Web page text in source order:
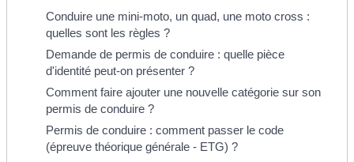
Conduire une mini-moto, un quad, une moto cross :
quelles sont les règles ?
Demande de permis de conduire : quelle pièce
d'identité peut-on présenter ?
Comment faire ajouter une nouvelle catégorie sur son
permis de conduire ?
Permis de conduire : comment passer le code
(épreuve théorique générale - ETG) ?